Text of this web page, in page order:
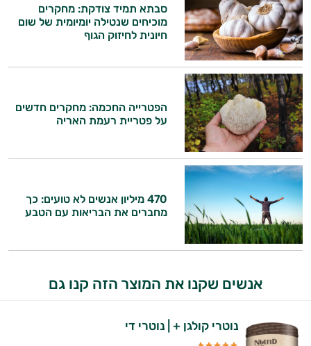
סבתא תמיד צודקת: מחקרים
מוכיחים שנטילה יומיומית של שום
חיונית לחיזוק הגוף
הפטרייה החכמה: מחקרים חדשים
על פטריית רעמת האריה
470 מיליון אנשים לא טועים: כך
מחברים את הבריאות עם הטבע
אנשים שקנו את המוצר הזה קנו גם
נוטרי קולגן + | נוטרי די
היי,
אני יועץ הבריאות האישי AI של טבע בריא.
התשובות שלי מבוססות על מאגרי מידע קליניים
וספרות מקצועית בתחומי הרפואה הטבעית
ותזונת הספורט.
אני כאן כדי לעזור לך להתאים את תוספי
התזונה ומוצרי הבריאות המדויקים למטרות
ולמצב הגופני שלך, ולהסביר לך אילו רכיבים
עובדים יחד כדי למקסם תוצאות גם בחיי היום
המטרה שלי היא להתאים עבורך המלצות
זה הזמן להתחיל. איך אוכל לעזור?